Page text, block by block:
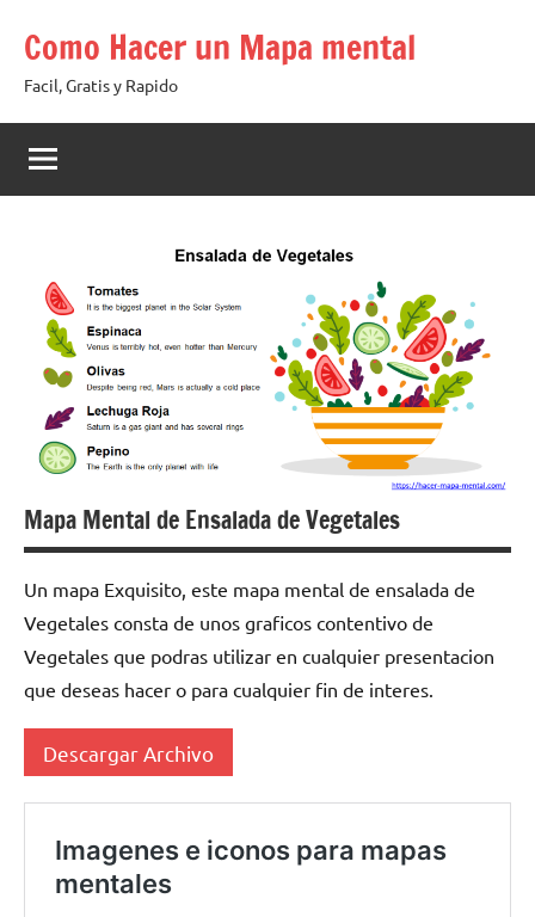
contenido
Como Hacer un Mapa mental
Facil, Gratis y Rapido
Mapa Mental de Ensalada de Vegetales
Un mapa Exquisito, este mapa mental de ensalada de
Vegetales consta de unos graficos contentivo de
Vegetales que podras utilizar en cualquier presentacion
que deseas hacer o para cualquier fin de interes.
Descargar Archivo